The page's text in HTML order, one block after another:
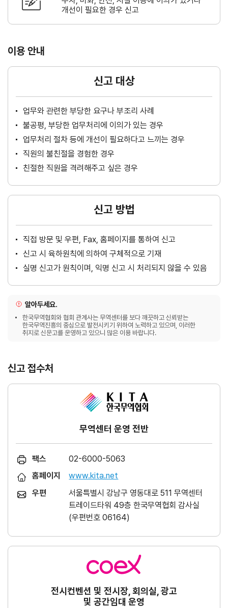
개선이 필요한 경우 신고
이용 안내
신고 대상
업무와 관련한 부당한 요구나 부조리 사례
불공평, 부당한 업무처리에 이의가 있는 경우
업무처리 절차 등에 개선이 필요하다고 느끼는 경우
직원의 불친절을 경험한 경우
친절한 직원을 격려해주고 싶은 경우
신고 방법
직접 방문 및 우편, Fax, 홈페이지를 통하여 신고
신고 시 육하원칙에 의하여 구체적으로 기재
실명 신고가 원칙이며, 익명 신고 시 처리되지 않을 수 있음
알아두세요.
한국무역협회와 협회 관계사는 무역센터를 보다 깨끗하고 신뢰받는
한국무역진흥의 중심으로 발전시키기 위하여 노력하고 있으며, 이러한
취지로 신문고를 운영하고 있으니 많은 이용 바랍니다.
신고 접수처
무역센터 운영 전반
팩스
02-6000-5063
홈페이지
www.kita.net
우편
서울특별시 강남구 영동대로 511 무역센터
트레이드타워 49층 한국무역협회 감사실
(우편번호 06164)
전시컨벤션 및 전시장, 회의실, 광고
및 공간임대 운영